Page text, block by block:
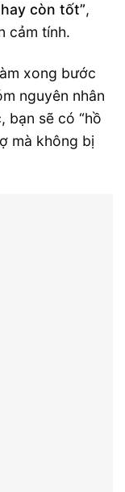
còn tốt”,
cảm tính.
xong bước
nguyên nhân
bạn sẽ có “hồ
mà không bị